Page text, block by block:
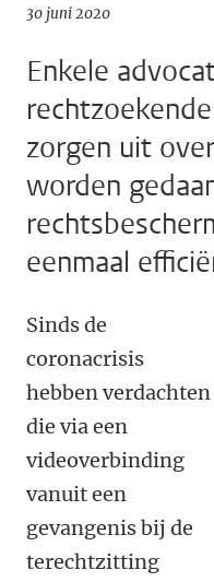
30 juni 2020
Enkele
zorgen uit
worden
eenmaal
Sinds de
coronacrisis
hebben verdachten
die via een
videoverbinding
vanuit een
gevangenis bij de
terechtzitting